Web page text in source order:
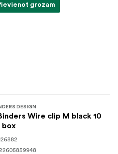
grozam
DESIGN
Wire clip M black 10
box